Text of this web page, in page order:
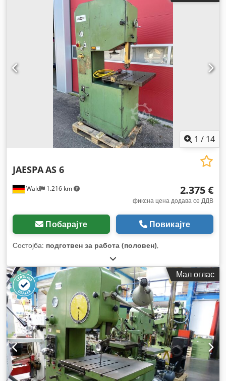
1 / 14
Wald 1.216 km
JAESPAAS 6
2.375 €
фиксна цена додава се ДДВ
Побарајте Повикајте
Состојба: подготвен за работа (половен),
Мал оглас